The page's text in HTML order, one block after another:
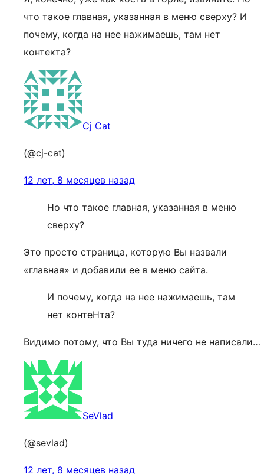
что такое главная, указанная в меню сверху? И
почему, когда на нее нажимаешь, там нет
контекта?
Cj Cat
(@cj-cat)
12 лет, 8 месяцев назад
Но что такое главная, указанная в меню
сверху?
Это просто страница, которую Вы назвали
«главная» и добавили ее в меню сайта.
И почему, когда на нее нажимаешь, там
нет контеНта?
Видимо потому, что Вы туда ничего не написали…
SeVlad
(@sevlad)
12 лет, 8 месяцев назад